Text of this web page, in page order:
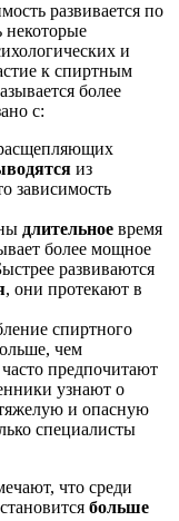
развивается по
некоторые
и
к спиртным
более
с:
из
зависимость
длительное время
более мощное
развиваются
, они протекают в
спиртного
чем
предпочитают
узнают о
и опасную
специалисты
что среди
больше